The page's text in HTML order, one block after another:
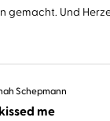
Und
Schepmann
me